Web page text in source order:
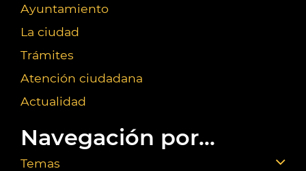
Ayuntamiento
La ciudad
Trámites
Atención ciudadana
Actualidad
Navegación por...
Temas